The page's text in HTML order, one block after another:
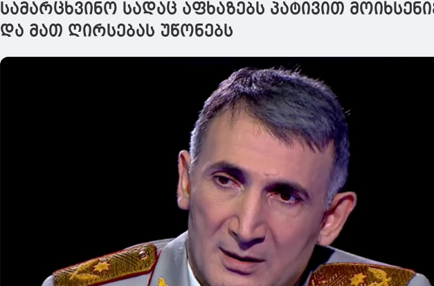
სამარცხვინო სადაც აფხაზებს პატივით
და მათ ღირსებას უწონებს